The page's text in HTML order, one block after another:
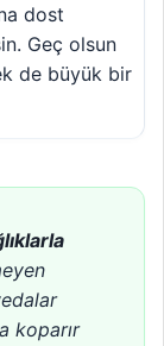
dost
Geç olsun
de büyük bir
koparır